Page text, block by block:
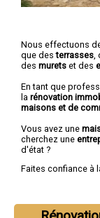
Nous effectuons
que desterrasses
des murets et des
En tant que
la rénovation
maisons et de
Vous avez une
cherchez une
d'état ?
Faites confiance à